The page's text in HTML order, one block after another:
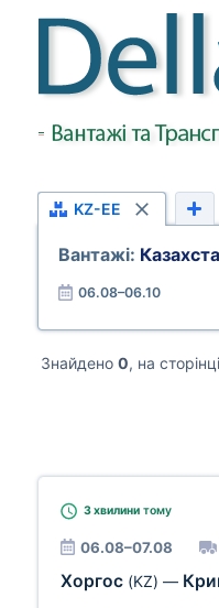
KZ-EE
Вантажі:
06.08–06.10
Знайдено 0, на
3 хвилини тому
06.08–07.08
Хоргос (KZ) —